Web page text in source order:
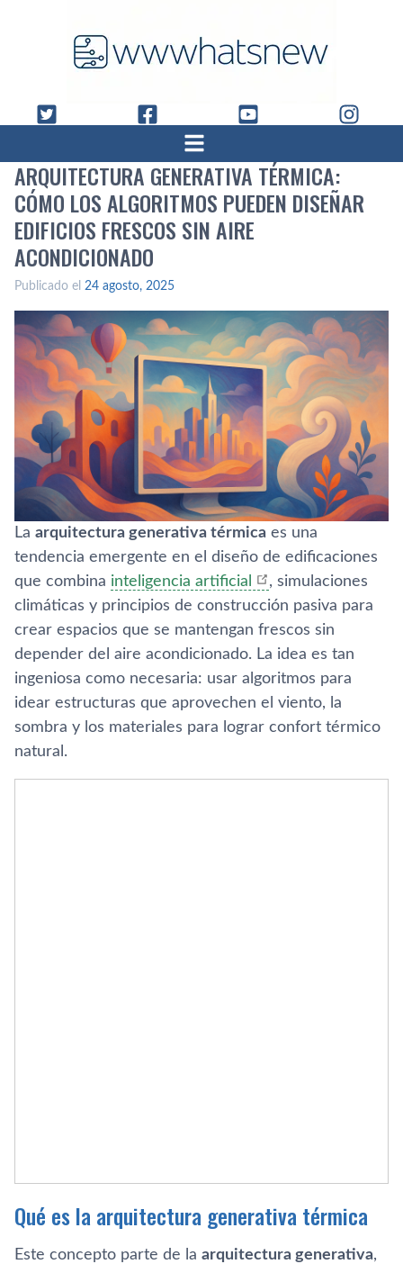
ARQUITECTURA GENERATIVA TÉRMICA:
CÓMO LOS ALGORITMOS PUEDEN DISEÑAR
EDIFICIOS FRESCOS SIN AIRE
ACONDICIONADO
Publicado el 24 agosto, 2025
La arquitectura generativa térmica es una
tendencia emergente en el diseño de edificaciones
que combina inteligencia artificial
, simulaciones
climáticas y principios de construcción pasiva para
crear espacios que se mantengan frescos sin
depender del aire acondicionado. La idea es tan
ingeniosa como necesaria: usar algoritmos para
idear estructuras que aprovechen el viento, la
sombra y los materiales para lograr confort térmico
natural.
Qué es la arquitectura generativa térmica
Este concepto parte de la arquitectura generativa,